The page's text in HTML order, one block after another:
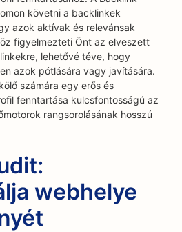
követni a backlinkek
azok aktívak és relevánsak
figyelmezteti Önt az elveszett
lehetővé téve, hogy
azok pótlására vagy javítására.
számára egy erős és
fenntartása kulcsfontosságú az
rangsorolásának hosszú
webhelye